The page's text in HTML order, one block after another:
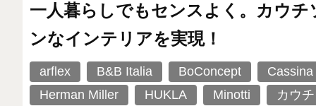
一人暮らしでもセンスよく。カウチ
ンなインテリアを実現！
arflex B&B Italia BoConcept
Cassina
Herman Miller
HUKLA Minotti
カウ